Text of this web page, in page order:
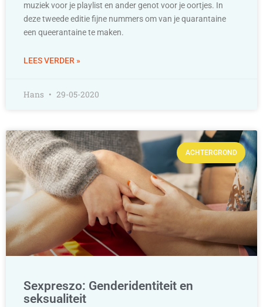
muziek voor je playlist en ander genot voor je oortjes. In
deze tweede editie fijne nummers om van je quarantaine
een queerantaine te maken.
LEES VERDER »
Hans 29-05-2020
ACHTERGROND
Sexpreszo: Genderidentiteit en
seksualiteit